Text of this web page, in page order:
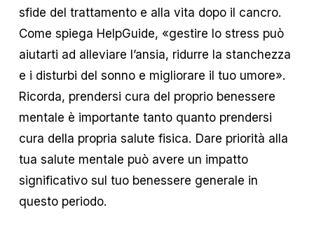
sfide del trattamento e alla vita dopo il cancro.
Come spiega HelpGuide, «gestire lo stress può
aiutarti ad alleviare l’ansia, ridurre la stanchezza
e i disturbi del sonno e migliorare il tuo umore».
Ricorda, prendersi cura del proprio benessere
mentale è importante tanto quanto prendersi
cura della propria salute fisica. Dare priorità alla
tua salute mentale può avere un impatto
significativo sul tuo benessere generale in
questo periodo.